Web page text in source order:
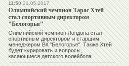
11:5031.05.2017
Олимпийский чемпион Тарас Хтей
стал спортивным директором
"Белогорья"
Олимпийский чемпион Лондона стал
спортивным директором и старшим
менеджером ВК "Белогорье". Также Хтей
будет курировать и вопросы,
касающиеся детского волейбола.